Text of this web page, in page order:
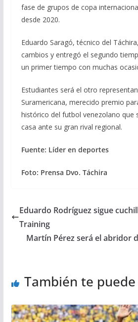
fase de grupos de copa
desde 2020.
Eduardo Saragó, técnico del
cambios y entregó el segundo
un primer tiempo con muchas
Estudiantes será el otro
Suramericana, merecido premio
histórico del futbol venezolano que
casa ante su gran rival regional.
Fuente: Líder en deportes
Foto: Prensa Dvo. Táchira
Eduardo Rodríguez sigue
Training
Martín Pérez será el abridor
También te